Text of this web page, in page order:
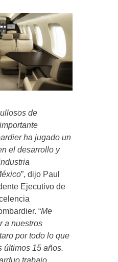
de
ha jugado un
el desarrollo y
”, dijo Paul
Ejecutivo de
“Me
a nuestros
por todo lo que
últimos 15 años.